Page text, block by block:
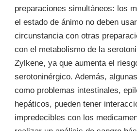
preparaciones simultáneos: los
el estado de ánimo no deben
circunstancia con otras
con el metabolismo de la
Zylkene, ya que aumenta el
serotoninérgico. Además,
como problemas intestinales,
hepáticos, pueden tener
impredecibles con los